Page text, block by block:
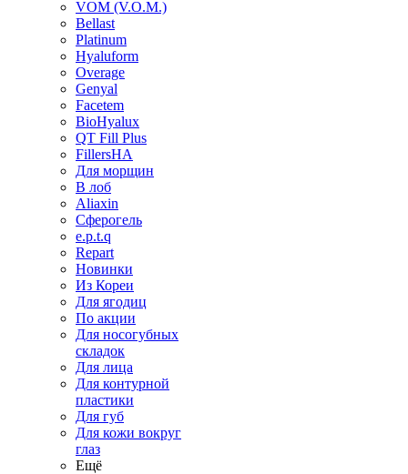
VOM (V.O.M.)
Bellast
Platinum
Hyaluform
Overage
Genyal
Facetem
BioHyalux
QT Fill Plus
FillersHA
Для морщин
В лоб
Aliaxin
Сферогель
e.p.t.q
Repart
Новинки
Из Кореи
Для ягодиц
По акции
Для носогубных
складок
Для лица
Для контурной
пластики
Для губ
Для кожи вокруг
глаз
Ещё